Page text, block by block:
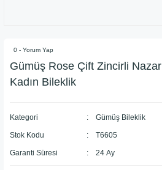
0 - Yorum Yap
Gümüş Rose Çift Zincirli Nazar
Kadın Bileklik
Kategori Gümüş Bileklik
Stok Kodu T6605
Garanti Süresi 24 Ay